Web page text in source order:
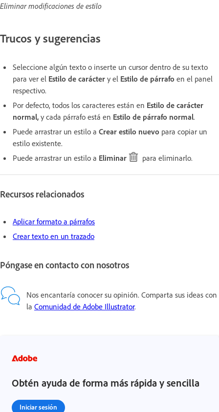
Eliminar modificaciones de estilo
Trucos y sugerencias
Seleccione algún texto o inserte un cursor dentro de su texto
para ver el Estilo de carácter y el Estilo de párrafo en el panel
respectivo.
Por defecto, todos los caracteres están en Estilo de carácter
normal, y cada párrafo está en Estilo de párrafo normal.
Puede arrastrar un estilo a Crear estilo nuevo para copiar un
estilo existente.
Puede arrastrar un estilo a Eliminar para eliminarlo.
Recursos relacionados
Aplicar formato a párrafos
Crear texto en un trazado
Póngase en contacto con nosotros
Nos encantaría conocer su opinión. Comparta sus ideas con
la Comunidad de Adobe Illustrator.
Obtén ayuda de forma más rápida y sencilla
Iniciar sesión